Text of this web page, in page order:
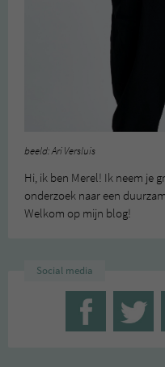
beeld: Ari Versluis
Hi, ik ben Merel! Ik neem je
onderzoek naar een
Welkom op mijn blog!
Social media